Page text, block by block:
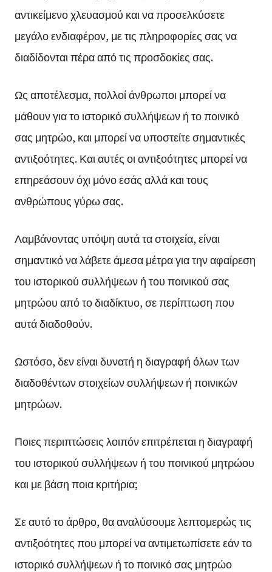
αντικείμενο χλευασμού και να προσελκύσετε
μεγάλο ενδιαφέρον, με τις πληροφορίες σας να
διαδίδονται πέρα από τις προσδοκίες σας.
Ως αποτέλεσμα, πολλοί άνθρωποι μπορεί να
μάθουν για το ιστορικό συλλήψεων ή το ποινικό
σας μητρώο, και μπορεί να υποστείτε σημαντικές
αντιξοότητες. Και αυτές οι αντιξοότητες μπορεί να
επηρεάσουν όχι μόνο εσάς αλλά και τους
ανθρώπους γύρω σας.
Λαμβάνοντας υπόψη αυτά τα στοιχεία, είναι
σημαντικό να λάβετε άμεσα μέτρα για την αφαίρεση
του ιστορικού συλλήψεων ή του ποινικού σας
μητρώου από το διαδίκτυο, σε περίπτωση που
αυτά διαδοθούν.
Ωστόσο, δεν είναι δυνατή η διαγραφή όλων των
διαδοθέντων στοιχείων συλλήψεων ή ποινικών
μητρώων.
Ποιες περιπτώσεις λοιπόν επιτρέπεται η διαγραφή
του ιστορικού συλλήψεων ή του ποινικού μητρώου
και με βάση ποια κριτήρια;
Σε αυτό το άρθρο, θα αναλύσουμε λεπτομερώς τις
αντιξοότητες που μπορεί να αντιμετωπίσετε εάν το
ιστορικό συλλήψεων ή το ποινικό σας μητρώο